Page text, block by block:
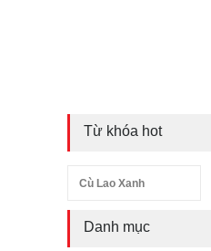
Từ khóa hot
Cù Lao Xanh
Danh mục